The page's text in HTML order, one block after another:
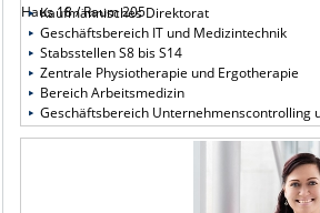
Haus 18 / Raum 205
Kaufmännisches Direktorat
Geschäftsbereich IT und Medizintechnik
Stabsstellen S8 bis S14
Zentrale Physiotherapie und Ergotherapie
Bereich Arbeitsmedizin
Geschäftsbereich Unternehmenscontrolling